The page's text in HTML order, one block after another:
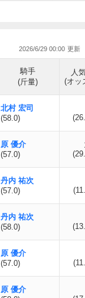
2026/6/29 00:00
騎手
(斤量)
人
(オッ
北村 宏司
(58.0)
原 優介
(57.0)
丹内 祐次
(57.0)
丹内 祐次
(58.0)
原 優介
(57.0)
原 優介